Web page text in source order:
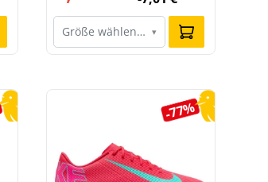
Größe wählen… ▾
-77%